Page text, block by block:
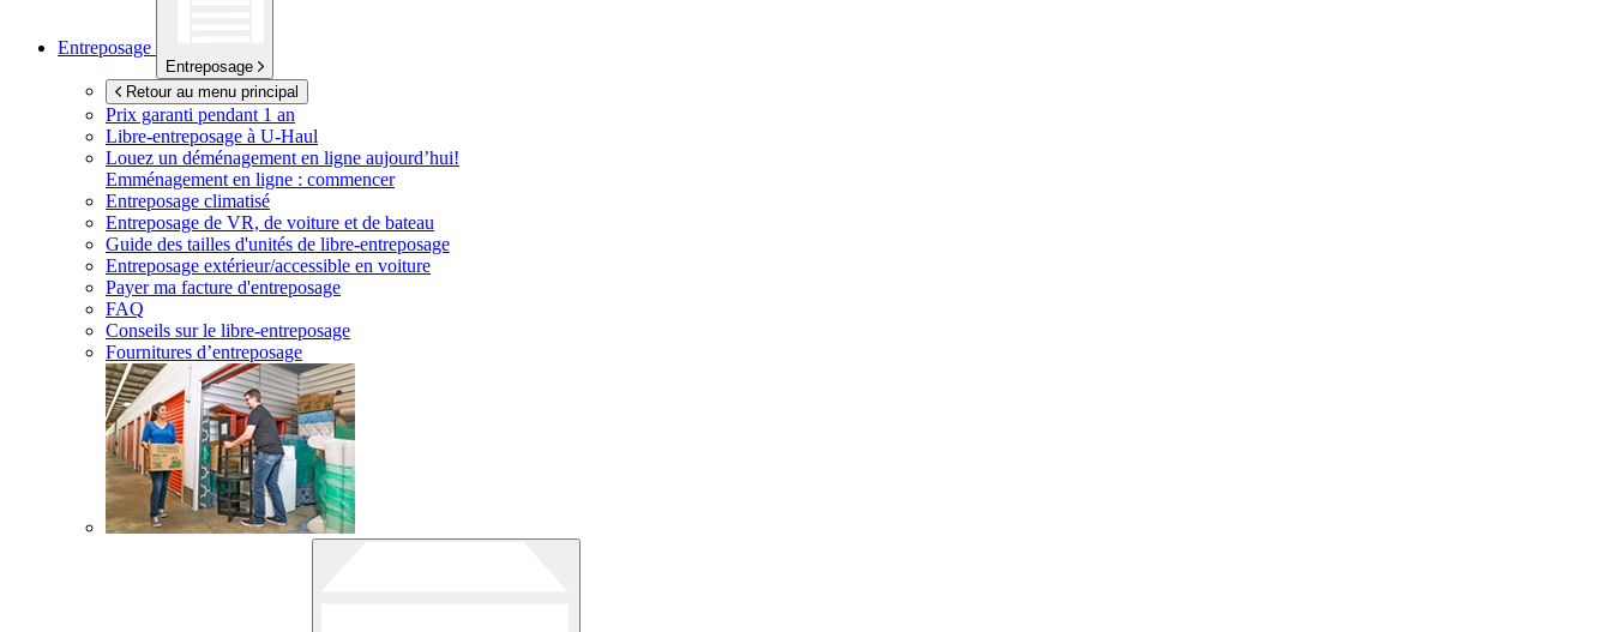
Entreposage
Entreposage
Retour au menu principal
Prix garanti pendant 1 an
Libre-entreposage à U-Haul
Louez un déménagement en ligne aujourd’hui!
Emménagement en ligne : commencer
Entreposage climatisé
Entreposage de VR, de voiture et de bateau
Guide des tailles d'unités de libre-entreposage
Entreposage extérieur/accessible en voiture
Payer ma facture d'entreposage
FAQ
Conseils sur le libre-entreposage
Fournitures d’entreposage